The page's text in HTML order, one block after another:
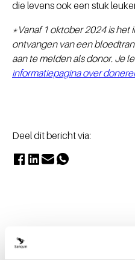
die levens ook een stuk
*Vanaf 1 oktober 2024 is het
ontvangen van een
aan te melden als donor. Je
informatiepagina over
Deel dit bericht via:
Actueel